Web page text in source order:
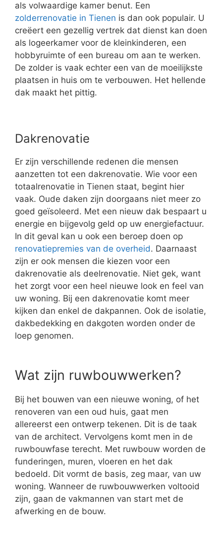
als volwaardige kamer benut. Een
zolderrenovatie in Tienen is dan ook populair. U
creëert een gezellig vertrek dat dienst kan doen
als logeerkamer voor de kleinkinderen, een
hobbyruimte of een bureau om aan te werken.
De zolder is vaak echter een van de moeilijkste
plaatsen in huis om te verbouwen. Het hellende
dak maakt het pittig.
Dakrenovatie
Er zijn verschillende redenen die mensen
aanzetten tot een dakrenovatie. Wie voor een
totaalrenovatie in Tienen staat, begint hier
vaak. Oude daken zijn doorgaans niet meer zo
goed geïsoleerd. Met een nieuw dak bespaart u
energie en bijgevolg geld op uw energiefactuur.
In dit geval kan u ook een beroep doen op
renovatiepremies van de overheid. Daarnaast
zijn er ook mensen die kiezen voor een
dakrenovatie als deelrenovatie. Niet gek, want
het zorgt voor een heel nieuwe look en feel van
uw woning. Bij een dakrenovatie komt meer
kijken dan enkel de dakpannen. Ook de isolatie,
dakbedekking en dakgoten worden onder de
loep genomen.
Wat zijn ruwbouwwerken?
Bij het bouwen van een nieuwe woning, of het
renoveren van een oud huis, gaat men
allereerst een ontwerp tekenen. Dit is de taak
van de architect. Vervolgens komt men in de
ruwbouwfase terecht. Met ruwbouw worden de
funderingen, muren, vloeren en het dak
bedoeld. Dit vormt de basis, zeg maar, van uw
woning. Wanneer de ruwbouwwerken voltooid
zijn, gaan de vakmannen van start met de
afwerking en de bouw.